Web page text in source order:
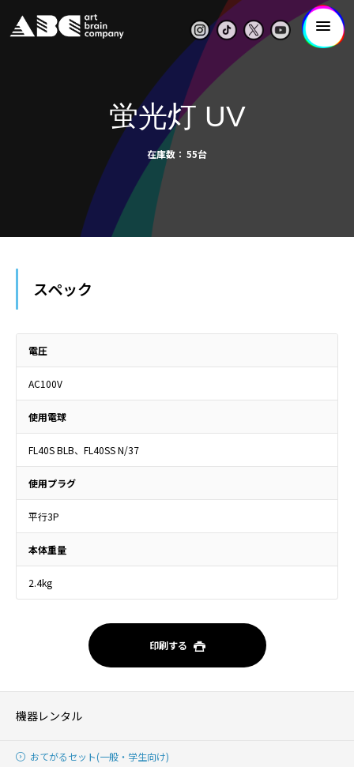
蛍光灯 UV
在庫数 55台
スペック
電圧
AC100V
使用電球
FL40S BLB、FL40SS N/37
使用プラグ
平行3P
本体重量
2.4kg
印刷する
機器レンタル
おてがるセット(一般・学生向け)